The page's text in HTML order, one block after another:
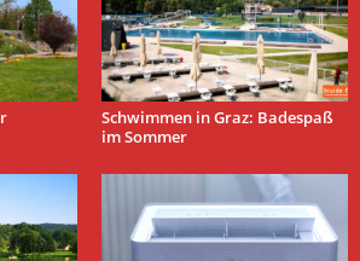
Schwimmen in Graz: Badespaß
im Sommer